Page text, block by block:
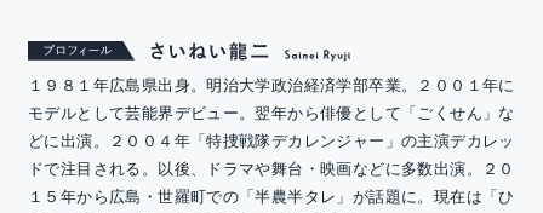
１９８１年広島県出身。明治大学政治経済学部卒業。２００１年に
モデルとして芸能界デビュー。翌年から俳優として「ごくせん」な
どに出演。２００４年「特捜戦隊デカレンジャー」の主演デカレッ
ドで注目される。以後、ドラマや舞台・映画などに多数出演。２０
１５年から広島・世羅町での「半農半タレ」が話題に。現在は「ひ